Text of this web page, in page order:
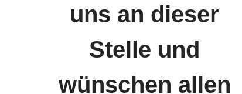
uns an dieser
Stelle und
wünschen allen